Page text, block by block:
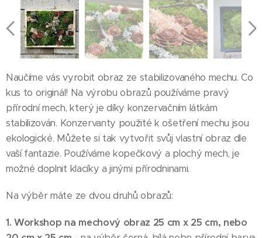
Naučíme vás vyrobit obraz ze stabilizovaného mechu. Co
kus to originál! Na výrobu obrazů používáme pravý
přírodní mech, který je díky konzervačním látkám
stabilizován. Konzervanty použité k ošetření mechu jsou
ekologické. Můžete si tak vytvořit svůj vlastní obraz dle
vaší fantazie. Používáme kopečkový a plochý mech, je
možné doplnit klacíky a jinými přírodninami.
Na výběr máte ze dvou druhů obrazů:
1. Workshop na mechový obraz 25 cm x 25 cm, nebo